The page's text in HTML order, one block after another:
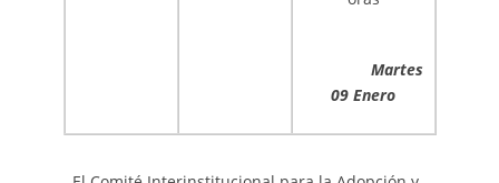
Martes
09 Enero